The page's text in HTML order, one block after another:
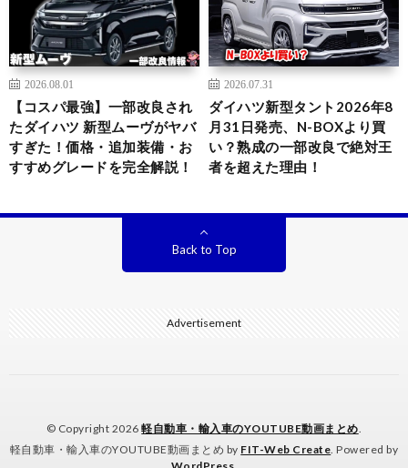
2026.08.01
【コスパ最強】一部改良され
たダイハツ 新型ムーヴがヤバ
すぎた！価格・追加装備・お
すすめグレードを完全解説！
2026.07.31
ダイハツ新型タント2026年8
月31日発売、N-BOXより買
い？熟成の一部改良で絶対王
者を超えた理由！
Back to Top
Advertisement
© Copyright 2026軽自動車・輸入車のYOUTUBE動画まとめ.
軽自動車・輸入車のYOUTUBE動画まとめ by FIT-Web Create. Powered by